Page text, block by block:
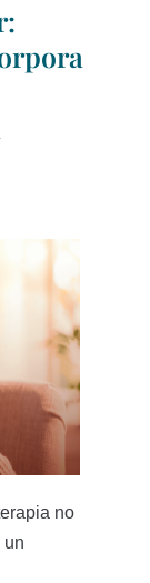
no
un